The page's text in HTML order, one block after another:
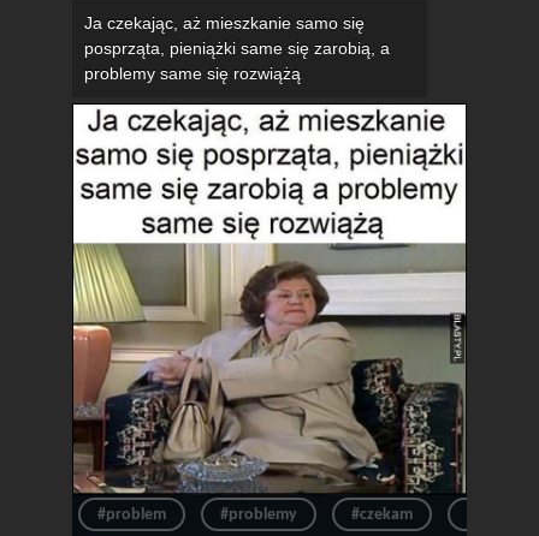
Ja czekając, aż mieszkanie samo się
posprząta, pieniążki same się zarobią, a
problemy same się rozwiążą
#problem #problemy #czekam